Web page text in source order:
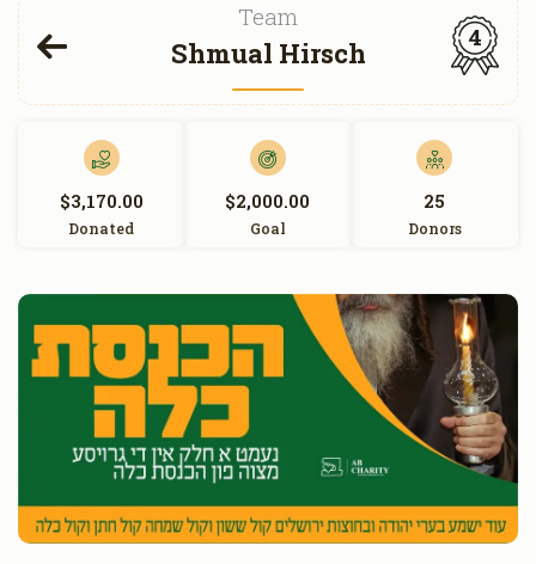
Team
Shmual Hirsch 4
$3,170.00
Donated
$2,000.00
Goal
25
Donors